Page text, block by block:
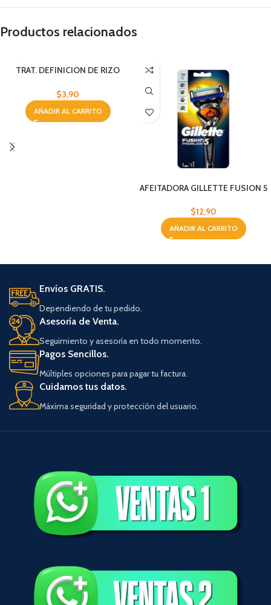
Productos relacionados
TRAT. DEFINICION DE RIZO
$3,90
AÑADIR AL CARRITO
AFEITADORA GILLETTE FUSION 5
$12,90
AÑADIR AL CARRITO
Envíos GRATIS.
Dependiendo de tu pedido.
Asesoría de Venta.
Seguimiento y asesoría en todo momento.
Pagos Sencillos.
Múltiples opciones para pagar tu factura.
Cuidamos tus datos.
Máxima seguridad y protección del usuario.